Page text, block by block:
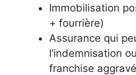
Immobilisation
+ fourrière)
Assurance qui
l’indemnisation
franchise